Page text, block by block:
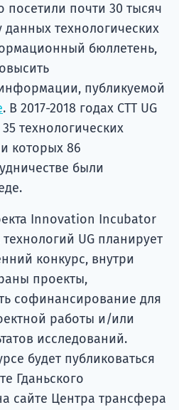
посетили почти 30 тысяч
данных технологических
бюллетень,
публикуемой
. В 2017-2018 годах CTT UG
технологических
которых 86
были
Innovation Incubator
UG планирует
конкурс, внутри
проекты,
софинансирование для
работы и/или
исследований.
будет публиковаться
Гданьского
сайте Центра трансфера